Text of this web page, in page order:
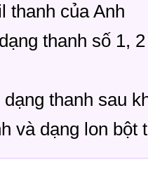
thanh của Anh
thanh số 1,
thanh sau
và dạng lon bột